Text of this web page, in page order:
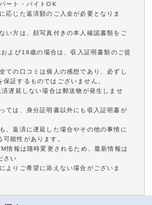
ート・バイトOK
応じた返済額のご入金が必要となりま
い方は、顔写真付きの本人確認書類をご
よび19歳の場合は、収入証明書類のご提
ての口コミは個人の感想であり、必ずし
証するものではございません。
遅延しない場合は郵送物が発生しませ
ては、身分証明書以外にも収入証明書が
、返済に遅延した場合やその他の事情に
能性があります。
情報は随時変更されるため、最新情報は
さい
よりご希望に添えない場合がございま